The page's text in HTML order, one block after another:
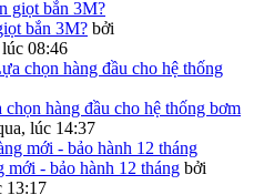
bắn 3M? bởi
08:46
hàng đầu cho hệ thống bơm
lúc 14:37
mới - bảo hành 12 tháng bởi
13:17